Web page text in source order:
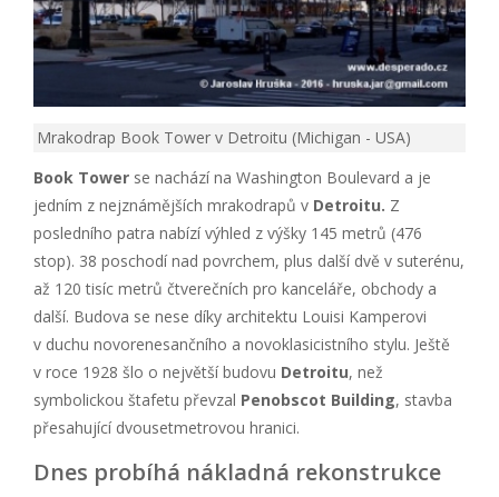
Mrakodrap Book Tower v Detroitu (Michigan - USA)
Book Tower se nachází na Washington Boulevard a je
jedním z nejznámějších mrakodrapů v Detroitu. Z
posledního patra nabízí výhled z výšky 145 metrů (476
stop). 38 poschodí nad povrchem, plus další dvě v suterénu,
až 120 tisíc metrů čtverečních pro kanceláře, obchody a
další. Budova se nese díky architektu Louisi Kamperovi
v duchu novorenesančního a novoklasicistního stylu. Ještě
v roce 1928 šlo o největší budovu Detroitu, než
symbolickou štafetu převzal Penobscot Building, stavba
přesahující dvousetmetrovou hranici.
Dnes probíhá nákladná rekonstrukce